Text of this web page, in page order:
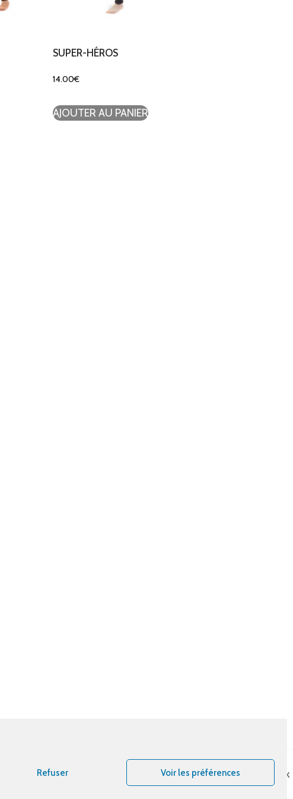
Refuser Voir les préférences
SUPER-HÉROS
14.00€
AJOUTER AU PANIER
Bout d’essais Instagram Facebook